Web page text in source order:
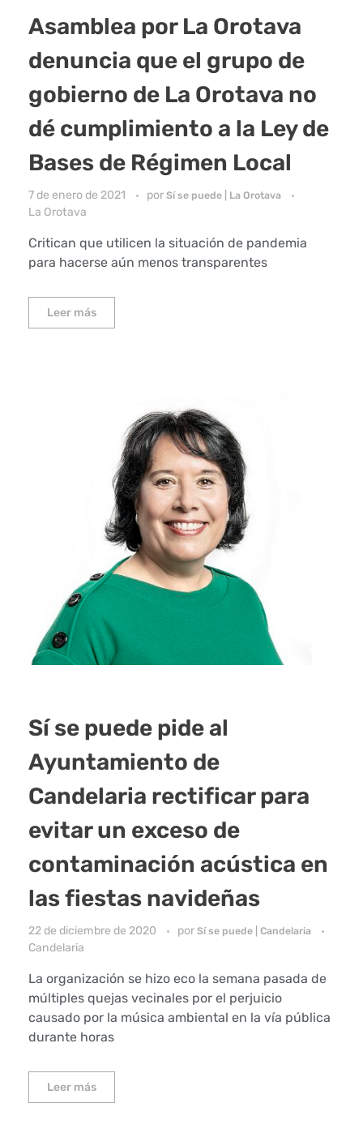
Asamblea por La Orotava
denuncia que el grupo de
gobierno de La Orotava no
dé cumplimiento a la Ley de
Bases de Régimen Local
7 de enero de 2021 por Sí se puede | La Orotava
La Orotava
Critican que utilicen la situación de pandemia
para hacerse aún menos transparentes
Leer más
Sí se puede pide al
Ayuntamiento de
Candelaria rectificar para
evitar un exceso de
contaminación acústica en
las fiestas navideñas
22 de diciembre de 2020 por Sí se puede | Candelaria
Candelaria
La organización se hizo eco la semana pasada de
múltiples quejas vecinales por el perjuicio
causado por la música ambiental en la vía pública
durante horas
Leer más